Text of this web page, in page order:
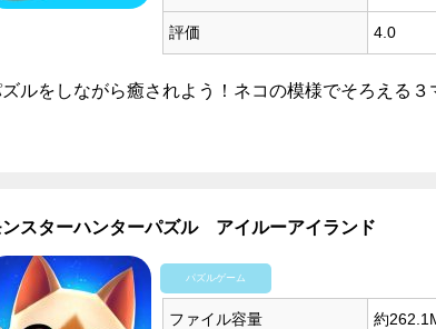
評価 4.0
ルをしながら癒されよう！ネコの模様でそろえる３
ンスターハンターパズル アイルーアイランド
パズルゲーム
ファイル容量 約